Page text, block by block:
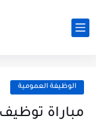
الوظيفة العمومية